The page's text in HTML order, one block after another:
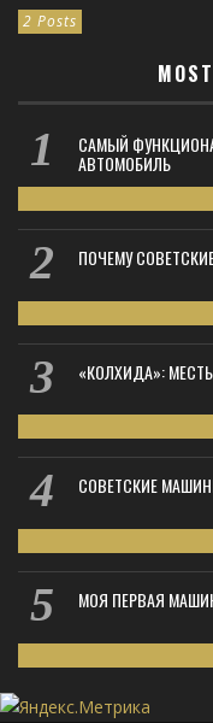
2 Posts
САМЫЙ
АВТОМОБИЛЬ
ПОЧЕМУ
«КОЛХИДА»:
СОВЕТСКИЕ
МОЯ ПЕРВАЯ